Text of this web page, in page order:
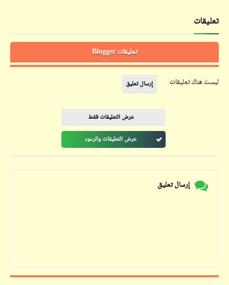
تعليقات
تعليقات Blogger
ليست هناك تعليقات إرسال تعليق
عرض التعليقات فقط
عرض التعليقات والردود
إرسال تعليق